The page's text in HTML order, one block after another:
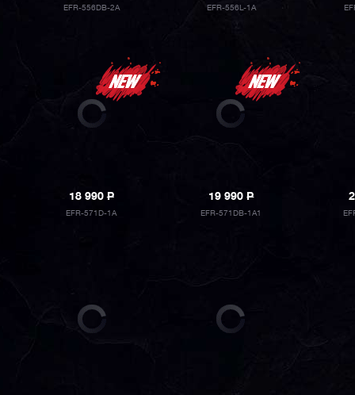
EFR-556DB-2A EFR-556L-1A
18 990P
EFR-571D-1A
19 990P
EFR-571DB-1A1